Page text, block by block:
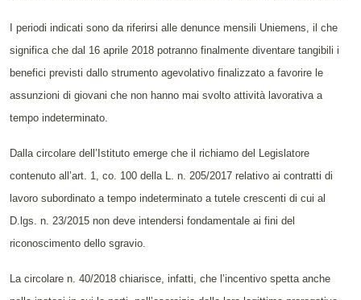
I periodi indicati sono da riferirsi alle denunce mensili Uniemens, il che
significa che dal 16 aprile 2018 potranno finalmente diventare tangibili i
benefici previsti dallo strumento agevolativo finalizzato a favorire le
assunzioni di giovani che non hanno mai svolto attività lavorativa a
tempo indeterminato.
Dalla circolare dell’Istituto emerge che il richiamo del Legislatore
contenuto all’art. 1, co. 100 della L. n. 205/2017 relativo ai contratti di
lavoro subordinato a tempo indeterminato a tutele crescenti di cui al
D.lgs. n. 23/2015 non deve intendersi fondamentale ai fini del
riconoscimento dello sgravio.
La circolare n. 40/2018 chiarisce, infatti, che l’incentivo spetta anche